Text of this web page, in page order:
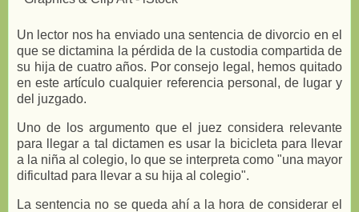
Un lector nos ha enviado una sentencia de divorcio en el
que se dictamina la pérdida de la custodia compartida de
su hija de cuatro años. Por consejo legal, hemos quitado
en este artículo cualquier referencia personal, de lugar y
del juzgado.
Uno de los argumento que el juez considera relevante
para llegar a tal dictamen es usar la bicicleta para llevar
a la niña al colegio, lo que se interpreta como "una mayor
dificultad para llevar a su hija al colegio".
La sentencia no se queda ahí a la hora de considerar el